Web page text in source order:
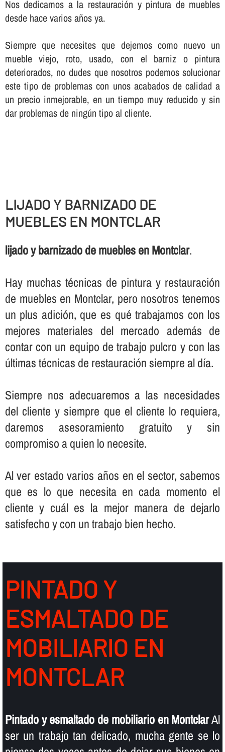
Nos dedicamos a la restauración y pintura de muebles
desde hace varios años ya.
Siempre que necesites que dejemos como nuevo un
mueble viejo, roto, usado, con el barniz o pintura
deteriorados, no dudes que nosotros podemos solucionar
este tipo de problemas con unos acabados de calidad a
un precio inmejorable, en un tiempo muy reducido y sin
dar problemas de ningún tipo al cliente.
LIJADO Y BARNIZADO DE
MUEBLES EN MONTCLAR
lijado y barnizado de muebles en Montclar.
Hay muchas técnicas de pintura y restauración
de muebles en Montclar, pero nosotros tenemos
un plus adición, que es qué trabajamos con los
mejores materiales del mercado además de
contar con un equipo de trabajo pulcro y con las
últimas técnicas de restauración siempre al dí­a.
Siempre nos adecuaremos a las necesidades
del cliente y siempre que el cliente lo requiera,
daremos asesoramiento gratuito y sin
compromiso a quien lo necesite.
Al ver estado varios años en el sector, sabemos
que es lo que necesita en cada momento el
cliente y cuál es la mejor manera de dejarlo
satisfecho y con un trabajo bien hecho.
PINTADO Y
ESMALTADO DE
MOBILIARIO EN
MONTCLAR
Pintado y esmaltado de mobiliario en MontclarAl
ser un trabajo tan delicado, mucha gente se lo